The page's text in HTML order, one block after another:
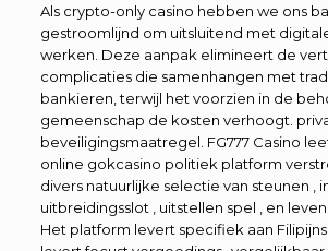
Als crypto-only casino hebben we ons
gestroomlijnd om uitsluitend met
werken. Deze aanpak elimineert de
complicaties die samenhangen met
bankieren, terwijl het voorzien in de
gemeenschap de kosten verhoogt.
beveiligingsmaatregel. FG777 Casino
online gokcasino politiek platform
divers natuurlijke selectie van steunen ,
uitbreidingsslot , uitstellen spel , en
Het platform levert specifiek aan